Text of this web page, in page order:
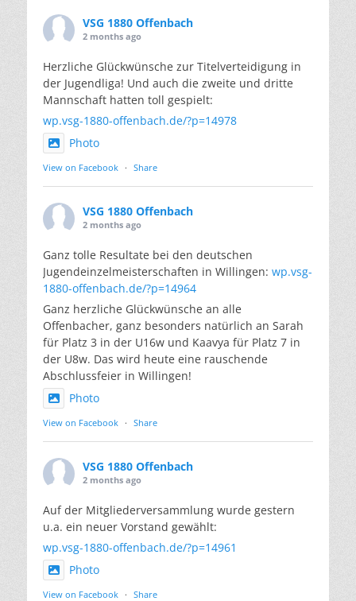
VSG 1880 Offenbach
2 months ago
Herzliche Glückwünsche zur Titelverteidigung in
der Jugendliga! Und auch die zweite und dritte
Mannschaft hatten toll gespielt:
wp.vsg-1880-offenbach.de/?p=14978
Photo
View on Facebook · Share
VSG 1880 Offenbach
2 months ago
Ganz tolle Resultate bei den deutschen
Jugendeinzelmeisterschaften in Willingen: wp.vsg-
1880-offenbach.de/?p=14964
Ganz herzliche Glückwünsche an alle
Offenbacher, ganz besonders natürlich an Sarah
für Platz 3 in der U16w und Kaavya für Platz 7 in
der U8w. Das wird heute eine rauschende
Abschlussfeier in Willingen!
Photo
View on Facebook · Share
VSG 1880 Offenbach
2 months ago
Auf der Mitgliederversammlung wurde gestern
u.a. ein neuer Vorstand gewählt:
wp.vsg-1880-offenbach.de/?p=14961
Photo
View on Facebook · Share